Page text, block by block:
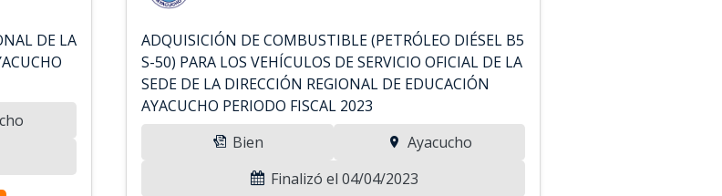
DE LA
ADQUISICIÓN DE COMBUSTIBLE (PETRÓLEO DIÉSEL B5
S-50) PARA LOS VEHÍCULOS DE SERVICIO OFICIAL DE LA
SEDE DE LA DIRECCIÓN REGIONAL DE EDUCACIÓN
AYACUCHO PERIODO FISCAL 2023
Bien
Ayacucho
Finalizó el 04/04/2023